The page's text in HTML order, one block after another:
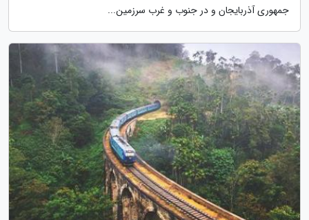
جمهوری آذربایجان و در جنوب و غرب سرزمین...